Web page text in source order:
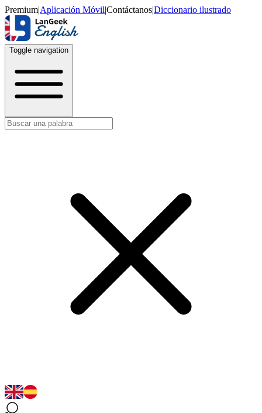
Premium|Aplicación Móvil|Contáctanos|Diccionario ilustrado
Toggle navigation